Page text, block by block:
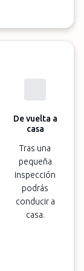
De vuelta a
casa
Tras una
pequeña
inspección
podrás
conducir a
casa.